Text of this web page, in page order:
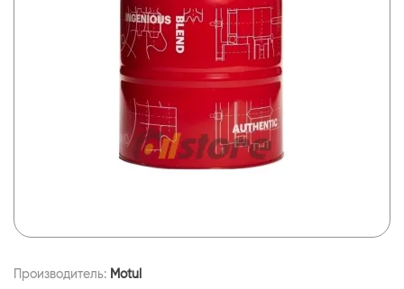
Производитель: Motul